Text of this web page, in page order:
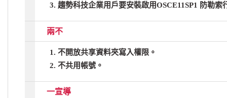
趨勢科技企業用戶要安裝啟用OSCE11SP1 防勒索
兩不
不開放共享資料夾寫入權限。
不共用帳號。
一宣導